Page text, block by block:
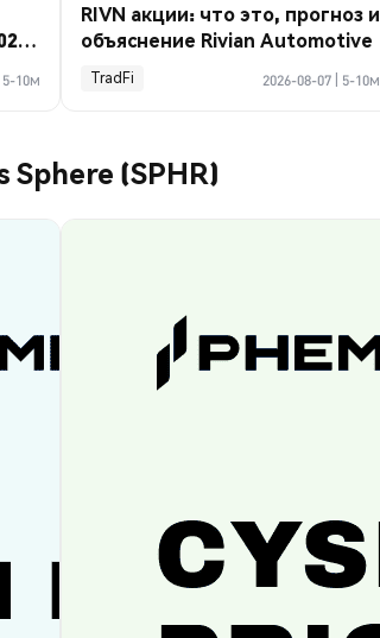
5-10м
RIVN акции: что это, прогноз и
объяснение Rivian Automotive
TradFi 2026-08-07 5-10м
Sphere (SPHR)